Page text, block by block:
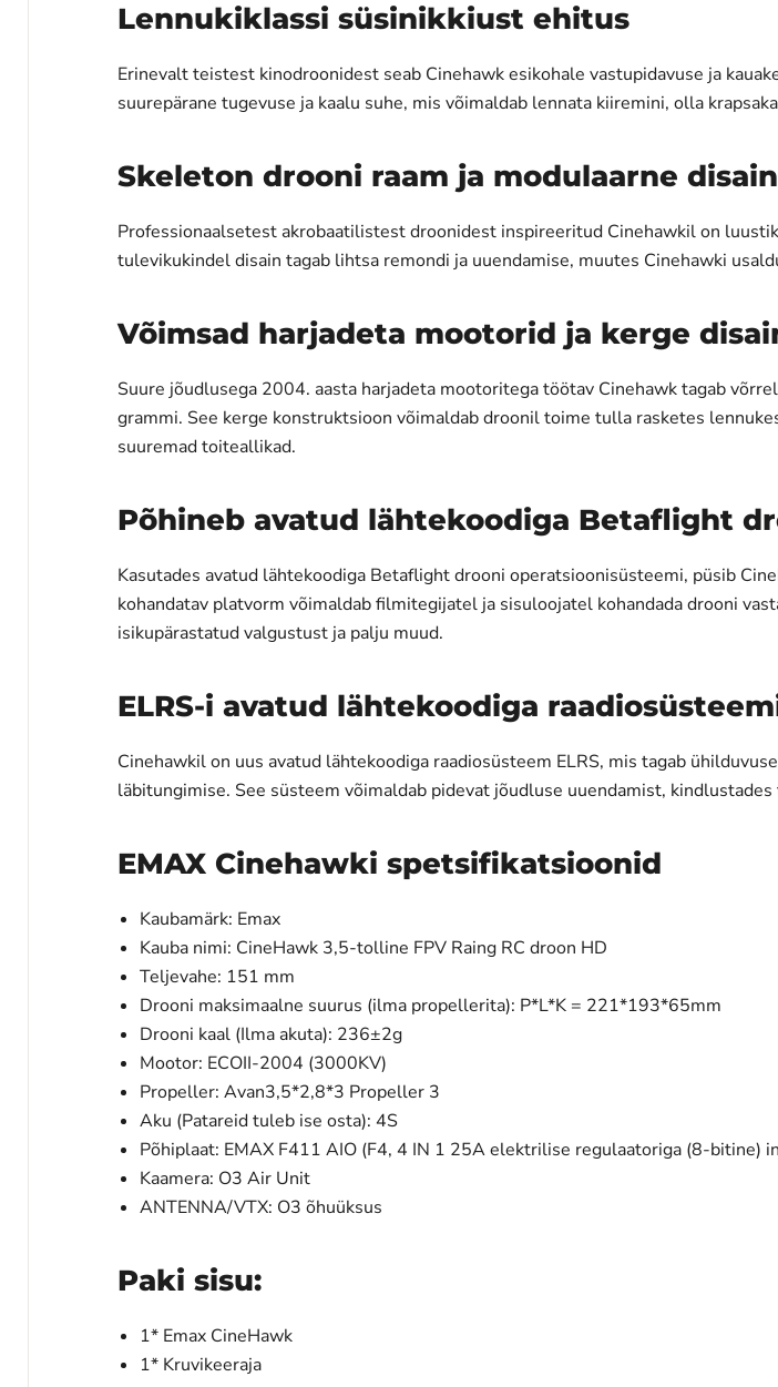
Lennukiklassi süsinikkiust ehitus
Erinevalt teistest kinodroonidest seab Cinehawk esikohale vastupidavuse ja
suurepärane tugevuse ja kaalu suhe, mis võimaldab lennata kiiremini, olla
Skeleton drooni raam ja modulaarne disain
Professionaalsetest akrobaatilistest droonidest inspireeritud Cinehawkil on
tulevikukindel disain tagab lihtsa remondi ja uuendamise, muutes Cinehawki
Võimsad harjadeta mootorid ja kerge
Suure jõudlusega 2004. aasta harjadeta mootoritega töötav Cinehawk tagab
grammi. See kerge konstruktsioon võimaldab droonil toime tulla rasketes
suuremad toiteallikad.
Põhineb avatud lähtekoodiga Betaflight
Kasutades avatud lähtekoodiga Betaflight drooni operatsioonisüsteemi, püsib
kohandatav platvorm võimaldab filmitegijatel ja sisuloojatel kohandada drooni
isikupärastatud valgustust ja palju muud.
ELRS-i avatud lähtekoodiga
Cinehawkil on uus avatud lähtekoodiga raadiosüsteem ELRS, mis tagab
läbitungimise. See süsteem võimaldab pidevat jõudluse uuendamist,
EMAX Cinehawki spetsifikatsioonid
Kaubamärk: Emax
Kauba nimi: CineHawk 3,5-tolline FPV Raing RC droon HD
Teljevahe: 151 mm
Drooni maksimaalne suurus (ilma propellerita): P*L*K = 221*193*65mm
Drooni kaal (Ilma akuta): 236±2g
Mootor: ECOII-2004 (3000KV)
Propeller: Avan3,5*2,8*3 Propeller 3
Aku (Patareid tuleb ise osta): 4S
Põhiplaat: EMAX F411 AIO (F4, 4 IN 1 25A elektrilise regulaatoriga (8-bitine)
Kaamera: O3 Air Unit
ANTENNA/VTX: O3 õhuüksus
Paki sisu:
1* Emax CineHawk
1* Kruvikeeraja